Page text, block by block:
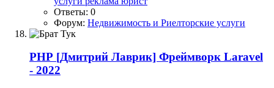
Ответы: 0
Форум: Недвижимость и Риелторские услуги
PHP [Дмитрий Лаврик] Фреймворк Laravel
- 2022